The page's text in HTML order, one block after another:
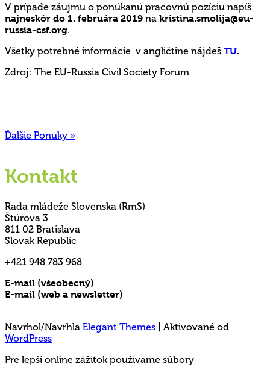
V prípade záujmu o ponúkanú pracovnú pozíciu napíš
najneskôr do 1. februára 2019 na kristina.smolija@eu-
russia-csf.org.
Všetky potrebné informácie v angličtine nájdeš TU.
Zdroj: The EU-Russia Civil Society Forum
Ďalšie Ponuky »
Kontakt
Rada mládeže Slovenska (RmS)
Štúrova 3
811 02 Bratislava
Slovak Republic
+421 948 783 968
E-mail (všeobecný)
E-mail (web a newsletter)
Navrhol/Navrhla Elegant Themes | Aktivované od
WordPress
Pre lepší online zážitok používame súbory